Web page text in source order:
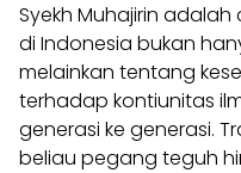
Syekh Muhajirin
di Indonesia bukan
melainkan tentang
terhadap kontiunitas
generasi ke generasi.
beliau pegang teguh